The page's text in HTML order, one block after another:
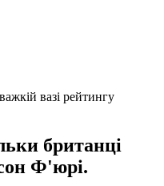
британці
Ф'юрі.